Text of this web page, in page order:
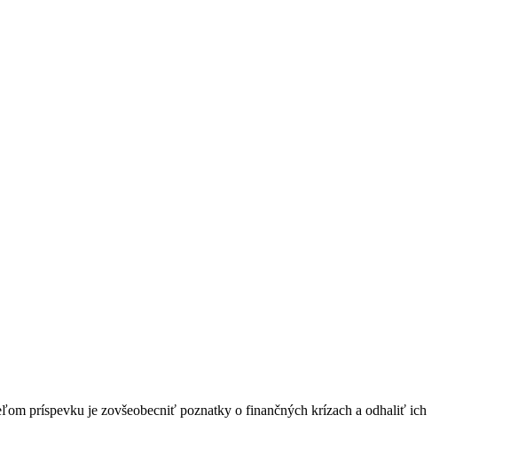
príspevku je zovšeobecniť poznatky o finančných krízach a odhaliť ich